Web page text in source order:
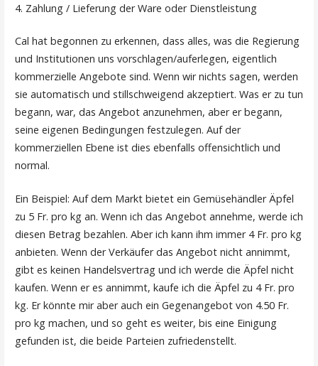
4. Zahlung / Lieferung der Ware oder Dienstleistung
Cal hat begonnen zu erkennen, dass alles, was die Regierung
und Institutionen uns vorschlagen/auferlegen, eigentlich
kommerzielle Angebote sind. Wenn wir nichts sagen, werden
sie automatisch und stillschweigend akzeptiert. Was er zu tun
begann, war, das Angebot anzunehmen, aber er begann,
seine eigenen Bedingungen festzulegen. Auf der
kommerziellen Ebene ist dies ebenfalls offensichtlich und
normal.
Ein Beispiel: Auf dem Markt bietet ein Gemüsehändler Äpfel
zu 5 Fr. pro kg an. Wenn ich das Angebot annehme, werde ich
diesen Betrag bezahlen. Aber ich kann ihm immer 4 Fr. pro kg
anbieten. Wenn der Verkäufer das Angebot nicht annimmt,
gibt es keinen Handelsvertrag und ich werde die Äpfel nicht
kaufen. Wenn er es annimmt, kaufe ich die Äpfel zu 4 Fr. pro
kg. Er könnte mir aber auch ein Gegenangebot von 4.50 Fr.
pro kg machen, und so geht es weiter, bis eine Einigung
gefunden ist, die beide Parteien zufriedenstellt.